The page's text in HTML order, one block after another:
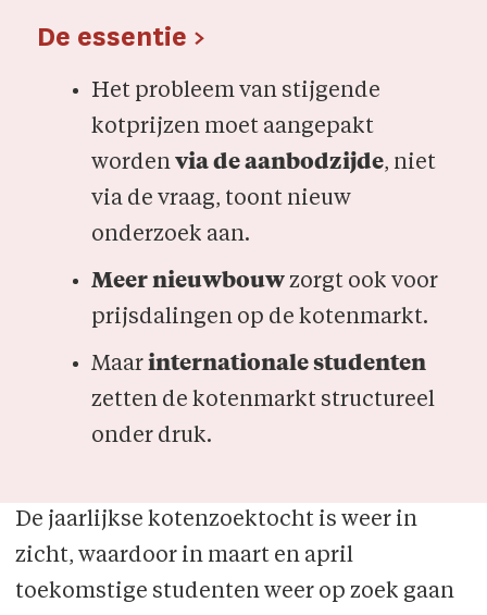
De essentie >
Het probleem van stijgende
kotprijzen moet aangepakt
worden via de aanbodzijde, niet
via de vraag, toont nieuw
onderzoek aan.
Meer nieuwbouwzorgt ook voor
prijsdalingen op de kotenmarkt.
Maar internationale studenten
zetten de kotenmarkt structureel
onder druk.
De jaarlijkse kotenzoektocht is weer in
zicht, waardoor in maart en april
toekomstige studenten weer op zoek gaan